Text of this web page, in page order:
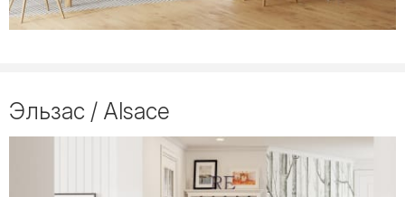
Эльзас / Alsace